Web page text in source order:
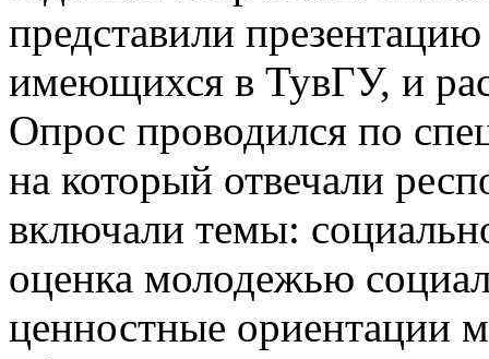
представили
имеющихся в ТувГУ, и
Опрос проводился по
на который отвечали
включали темы:
оценка молодежью
ценностные ориентации